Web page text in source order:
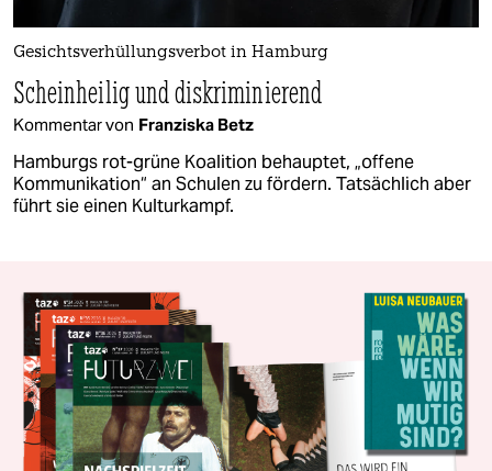
Gesichts­verhüllungs­verbot in Hamburg
Scheinheilig und diskriminierend
Kommentar von Franziska Betz
Hamburgs rot-grüne Koalition behauptet, „offene
Kommunikation“ an Schulen zu fördern. Tatsächlich aber
führt sie einen Kulturkampf.